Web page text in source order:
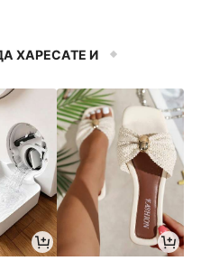
ХАРЕСАТЕ И